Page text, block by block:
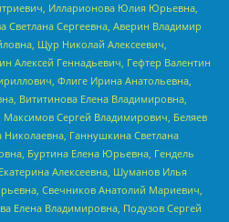
Илларионова Юлия Юрьевна,
Светлана Сергеевна, Аверин Владимир
Щур Николай Алексеевич,
Геннадьевич, Гефтер Валентин
Флиге Ирина Анатольевна,
Вититинова Елена Владимировна,
Сергей Владимирович, Беляев
Ганнушкина Светлана
Буртина Елена Юрьевна, Гендель
Алексеевна, Шуманов Илья
Свечников Анатолий Мариевич,
Елена Владимировна, Подузов Сергей